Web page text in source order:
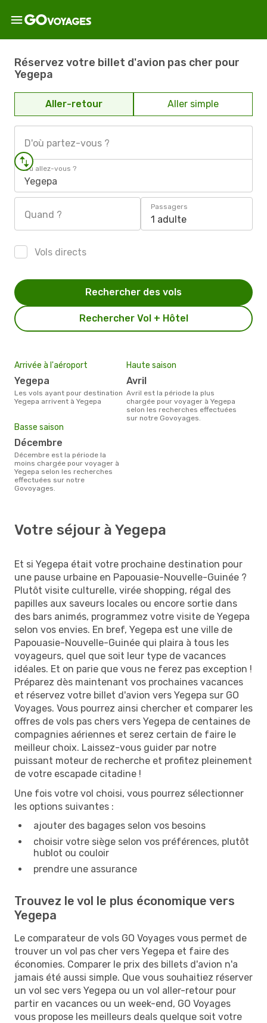
Réservez votre billet d'avion pas cher pour
Yegepa
Aller-retour Aller simple
D'où partez-vous ?
Où allez-vous ?
Yegepa
Quand ?
Passagers
1 adulte
Vols directs
Rechercher Vol + Hôtel
Rechercher des vols
Arrivée à l'aéroport
Yegepa
Les vols ayant pour destination
Yegepa arrivent à Yegepa
Haute saison
avril
avril est la période la plus
chargée pour voyager à Yegepa
selon les recherches effectuées
sur notre Govoyages.
Basse saison
décembre
décembre est la période la
moins chargée pour voyager à
Yegepa selon les recherches
effectuées sur notre
Govoyages.
Votre séjour à Yegepa
Et si Yegepa était votre prochaine destination pour
une pause urbaine en Papouasie-Nouvelle-Guinée ?
Plutôt visite culturelle, virée shopping, régal des
papilles aux saveurs locales ou encore sortie dans
des bars animés, programmez votre visite de Yegepa
selon vos envies. En bref, Yegepa est une ville de
Papouasie-Nouvelle-Guinée qui plaira à tous les
voyageurs, quel que soit leur type de vacances
idéales. Et on parie que vous ne ferez pas exception !
Préparez dès maintenant vos prochaines vacances
et réservez votre billet d'avion vers Yegepa sur GO
Voyages. Vous pourrez ainsi chercher et comparer les
offres de vols pas chers vers Yegepa de centaines de
compagnies aériennes et serez certain de faire le
meilleur choix. Laissez-vous guider par notre
puissant moteur de recherche et profitez pleinement
de votre escapade citadine !
Une fois votre vol choisi, vous pourrez sélectionner
les options suivantes :
ajouter des bagages selon vos besoins
choisir votre siège selon vos préférences, plutôt
hublot ou couloir
prendre une assurance
Trouvez le vol le plus économique vers
Yegepa
Le comparateur de vols GO Voyages vous permet de
trouver un vol pas cher vers Yegepa et faire des
économies. Comparer le prix des billets d'avion n'a
jamais été aussi simple. Que vous souhaitiez réserver
un vol sec vers Yegepa ou un vol aller-retour pour
partir en vacances ou un week-end, GO Voyages
vous propose les meilleurs deals quelque soit votre